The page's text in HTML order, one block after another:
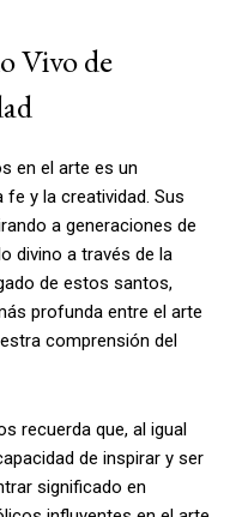
Vivo de
en el arte es un
y la creatividad. Sus
a generaciones de
divino a través de la
de estos santos,
profunda entre el arte
comprensión del
recuerda que, al igual
de inspirar y ser
significado en